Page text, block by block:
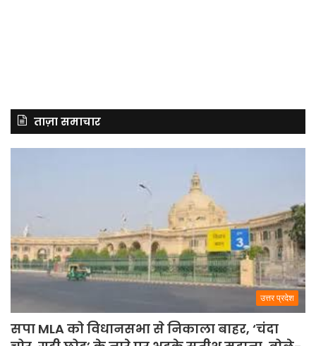
ताज़ा समाचार
उत्तर प्रदेश
सपा MLA को विधानसभा से निकाला बाहर, ‘चंदा